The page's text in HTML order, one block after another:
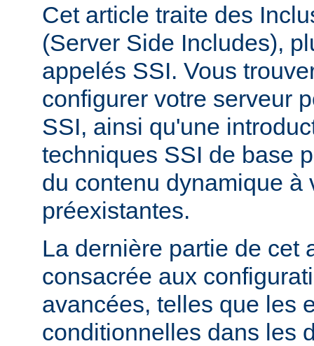
Cet article traite des
(Server Side Includes),
appelés SSI. Vous
configurer votre serveur
SSI, ainsi qu'une
techniques SSI de base
du contenu dynamique à
préexistantes.
La dernière partie de cet
consacrée aux
avancées, telles que les
conditionnelles dans les